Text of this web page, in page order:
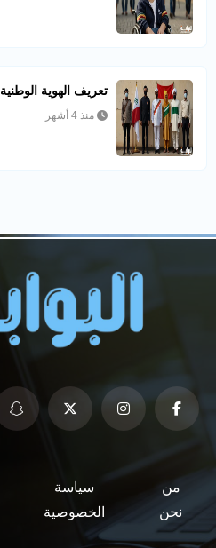
تعريف الهوية الوطنية
منذ 4 أشهر
من
نحن
سياسة
الخصوصية